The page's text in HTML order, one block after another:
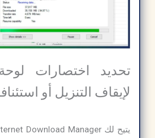
تحديد اختصارات لوحة
لإيقاف التنزيل أو